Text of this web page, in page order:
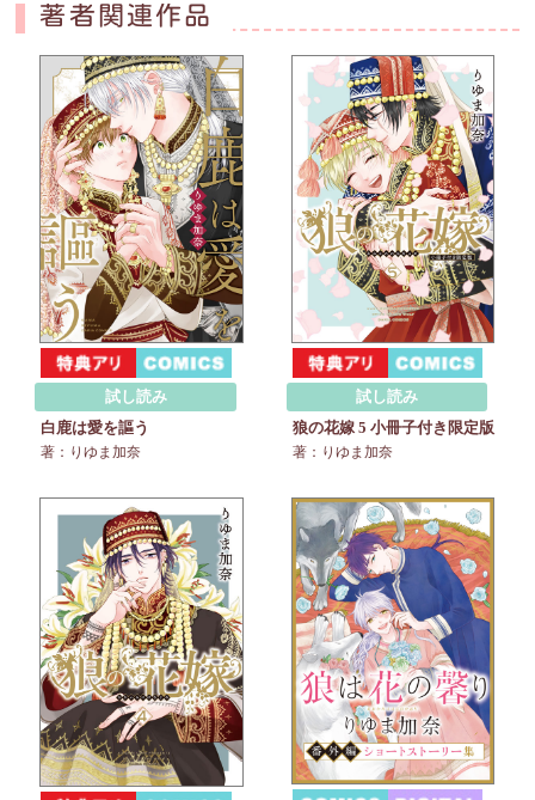
著者関連作品
試し読み
白鹿は愛を謳う
著：りゆま加奈
試し読み
狼の花嫁 5 小冊子付き限定版
著：りゆま加奈